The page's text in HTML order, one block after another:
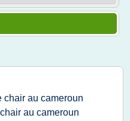
chair au cameroun
au cameroun